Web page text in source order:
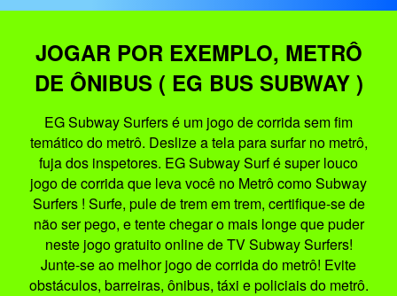
JOGAR POR EXEMPLO, METRÔ
DE ÔNIBUS ( EG BUS SUBWAY )
EG Subway Surfers é um jogo de corrida sem fim
temático do metrô. Deslize a tela para surfar no metrô,
fuja dos inspetores. EG Subway Surf é super louco
jogo de corrida que leva você no Metrô como Subway
Surfers ! Surfe, pule de trem em trem, certifique-se de
não ser pego, e tente chegar o mais longe que puder
neste jogo gratuito online de TV Subway Surfers!
Junte-se ao melhor jogo de corrida do metrô! Evite
obstáculos, barreiras, ônibus, táxi e policiais do metrô.